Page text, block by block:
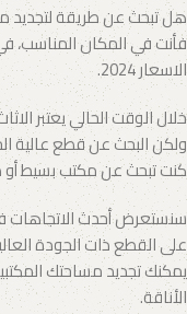
هل تبحث عن طريقة لتجديد
فأنت في المكان المناسب،
الاسعار 2024.
خلال الوقت الحالي يعتبر
ولكن البحث عن قطع عالية
كنت تبحث عن مكتب بسيط
سنستعرض أحدث الاتجاهات
على القطع ذات الجودة
يمكنك تجديد مساحتك
الأناقة.